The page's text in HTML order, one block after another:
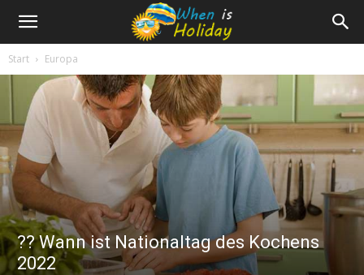
Start Europa
?‍? Wann ist Nationaltag des Kochens
2022